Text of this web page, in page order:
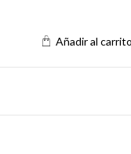
Añadir al carrito